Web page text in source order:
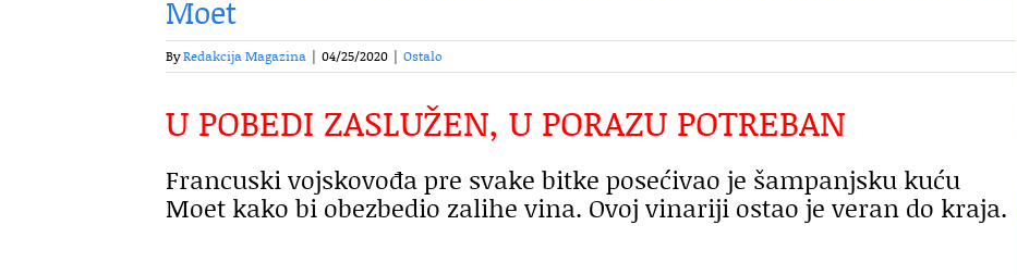
Moet
ByRedakcija Magazina | 04/25/2020 | Ostalo
U POBEDI ZASLUŽEN, U PORAZU POTREBAN
Francuski vojskovođa pre svake bitke posećivao je šampanjsku kuću
Moet kako bi obezbedio zalihe vina. Ovoj vinariji ostao je veran do kraja.